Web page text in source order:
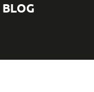
BLOG